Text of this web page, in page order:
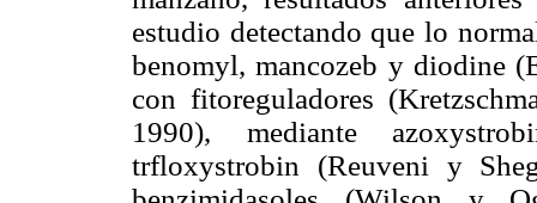
estudio detectando que lo
benomyl, mancozeb y diodine
con fitoreguladores
1990), mediante
trfloxystrobin (Reuveni y